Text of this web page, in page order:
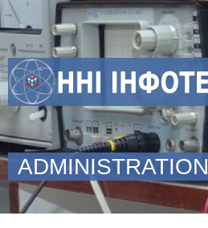
ADMINISTRATION